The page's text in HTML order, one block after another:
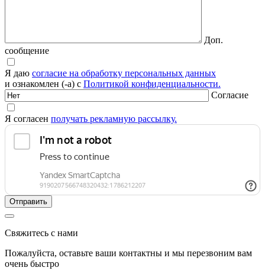
Доп.
сообщение
Я даю согласие на обработку персональных данных
и ознакомлен (-а) с Политикой конфиденциальности.
Согласие
Я согласен получать рекламную рассылку.
Свяжитесь с нами
Пожалуйста, оставьте ваши контактны и мы перезвоним вам
очень быстро